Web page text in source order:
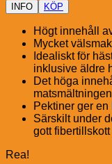
INFO KÖP
Högt innehåll
Mycket
Idealiskt för
inklusive äldre
Det höga
matsmältningen
Pektiner ger
Särskilt under
gott
Rea!